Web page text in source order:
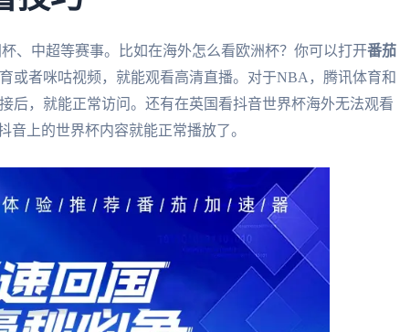
、中超等赛事。比如在海外怎么看欧洲杯？你可以打开番茄
或者咪咕视频，就能观看高清直播。对于NBA，腾讯体育和
后，就能正常访问。还有在英国看抖音世界杯海外无法观看
音上的世界杯内容就能正常播放了。